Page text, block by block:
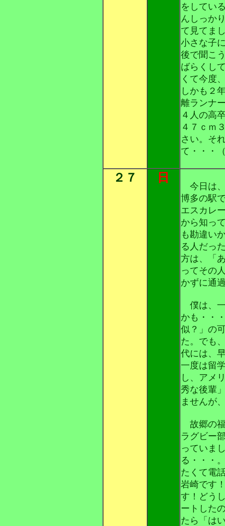
をしてい
んしっか
て見てま
小さな子
後で聞こ
ばらくし
くて今度
しかも２
離ランナ
４人の高
４７ｃｍ
さい。そ
て・・・
２７ 日
今日は、
博多の駅
エスカレ
から知っ
も勘違い
る人だっ
方は、「
ってその
かずに通
僕は、一
かも・・
似？」の
た。でも
代には、
一度は留
し、アメ
秀な後輩
ませんが
故郷の福
ラグビー
っていま
る・・・
たくて電
岩崎です
す！どう
ートした
たら「は